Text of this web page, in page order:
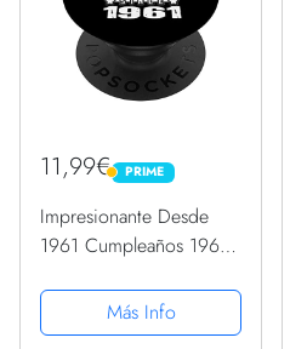
11,99€ PRIME
PRIME
Impresionante Desde
1961 Cumpleaños 1961
PopSockets PopGrip
Intercambiable
Más Info